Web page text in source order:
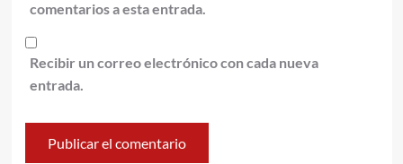
comentarios a esta entrada.
Recibir un correo electrónico con cada nueva
entrada.